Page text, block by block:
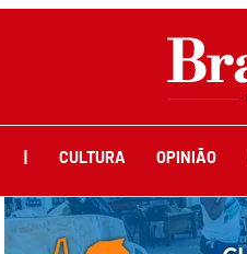
CULTURA OPINIÃO